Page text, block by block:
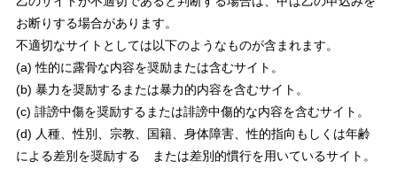
お断りする場合があります。
不適切なサイトとしては以下のようなものが含まれます。
(a) 性的に露骨な内容を奨励または含むサイト。
(b) 暴力を奨励するまたは暴力的内容を含むサイト。
(c) 誹謗中傷を奨励するまたは誹謗中傷的な内容を含むサイト。
(d) 人種、性別、宗教、国籍、身体障害、性的指向もしくは年齢
による差別を奨励する または差別的慣行を用いているサイト。